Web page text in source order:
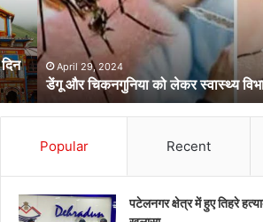
स्वास्थ्य
विभाग
का
अर्लटApril 29, 2024
डेंगू और चिकनगुनिया को लेकर स्वास्थ्य विभाग का
Popular Recent
पटेलनगर क्षेत्र में हुए तिहरे